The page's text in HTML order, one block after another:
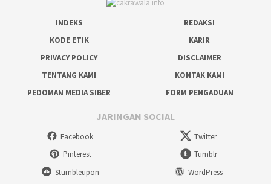
INDEKS
REDAKSI
KODE ETIK
KARIR
PRIVACY POLICY
DISCLAIMER
TENTANG KAMI
KONTAK KAMI
PEDOMAN MEDIA SIBER
FORM PENGADUAN
JARINGAN SOCIAL
Facebook
Twitter
Pinterest
Tumblr
Stumbleupon
WordPress